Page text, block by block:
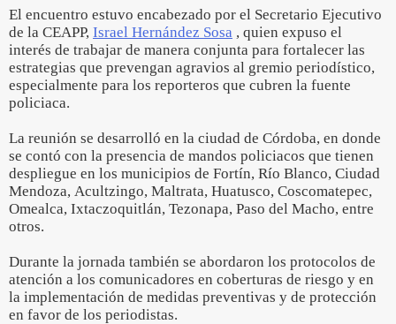
El encuentro estuvo encabezado por el Secretario Ejecutivo
de la CEAPP, Israel Hernández Sosa , quien expuso el
interés de trabajar de manera conjunta para fortalecer las
estrategias que prevengan agravios al gremio periodístico,
especialmente para los reporteros que cubren la fuente
policiaca.
La reunión se desarrolló en la ciudad de Córdoba, en donde
se contó con la presencia de mandos policiacos que tienen
despliegue en los municipios de Fortín, Río Blanco, Ciudad
Mendoza, Acultzingo, Maltrata, Huatusco, Coscomatepec,
Omealca, Ixtaczoquitlán, Tezonapa, Paso del Macho, entre
otros.
Durante la jornada también se abordaron los protocolos de
atención a los comunicadores en coberturas de riesgo y en
la implementación de medidas preventivas y de protección
en favor de los periodistas.